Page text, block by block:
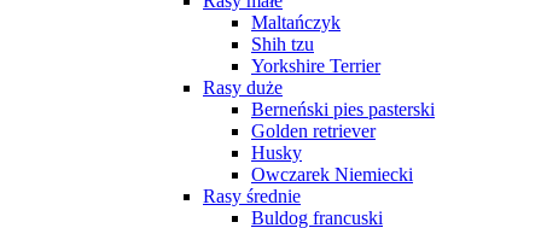
Maltańczyk
Shih tzu
Yorkshire Terrier
Rasy duże
Berneński pies pasterski
Golden retriever
Husky
Owczarek Niemiecki
Rasy średnie
Buldog francuski